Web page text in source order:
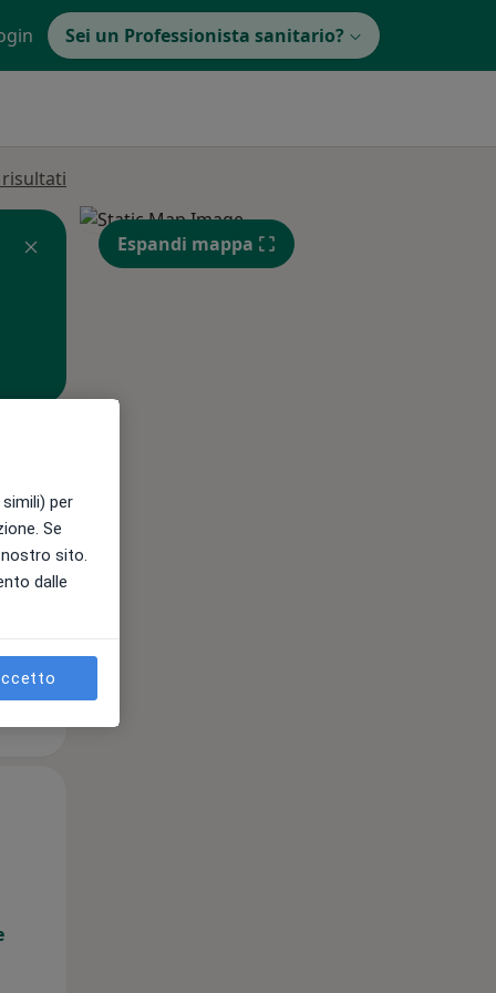
Sei un Professionista sanitario?
Espandi mappa
per
Se
sito.
dalle